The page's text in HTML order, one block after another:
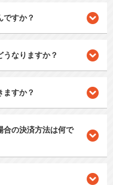
ですか？
うなりますか？
ますか？
合の決済方法は何で